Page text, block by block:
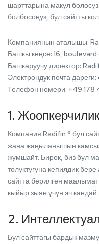
шарттарына макул
болбосоңуз, бул сайтты
Компаниянын аталышы:
Башкы кеңсе: 16,
Башкаруучу директор:
Электрондук почта дареги:
Телефон номери: +49 178
1.
Компания Radifin ® бул
жана жаңыланышын
жумшайт. Бирок, биз бул
толуктугуна кепилдик
сайтта берилген
кыйыр зыян үчүн эч
2.
Бул сайттагы бардык